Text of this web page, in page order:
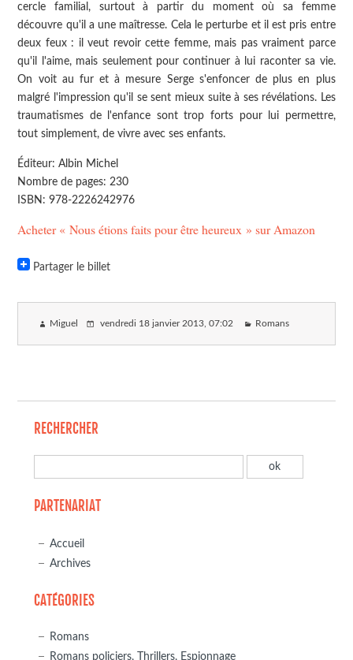
cercle familial, surtout à partir du moment où sa femme
découvre qu'il a une maîtresse. Cela le perturbe et il est pris entre
deux feux : il veut revoir cette femme, mais pas vraiment parce
qu'il l'aime, mais seulement pour continuer à lui raconter sa vie.
On voit au fur et à mesure Serge s'enfoncer de plus en plus
malgré l'impression qu'il se sent mieux suite à ses révélations. Les
traumatismes de l'enfance sont trop forts pour lui permettre,
tout simplement, de vivre avec ses enfants.
Éditeur: Albin Michel
Nombre de pages: 230
ISBN: 978-2226242976
Acheter « Nous étions faits pour être heureux » sur Amazon
Partager le billet
Miguel vendredi 18 janvier 2013 , 07:02 Romans
RECHERCHER
PARTENARIAT
Accueil
Archives
CATÉGORIES
Romans
Romans policiers, Thrillers, Espionnage